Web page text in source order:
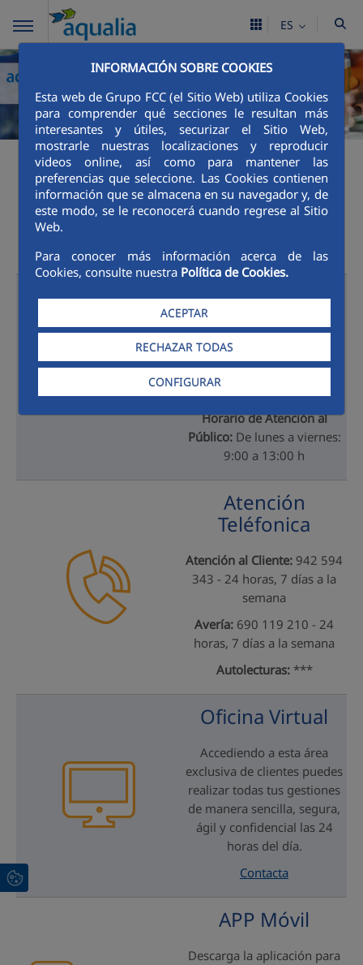
INFORMACIÓN SOBRE COOKIES
Esta web de Grupo FCC (el Sitio Web) utiliza Cookies
para comprender qué secciones le resultan más
interesantes y útiles, securizar el Sitio Web,
mostrarle nuestras localizaciones y reproducir
videos online, así como para mantener las
preferencias que seleccione. Las Cookies contienen
información que se almacena en su navegador y, de
este modo, se le reconocerá cuando regrese al Sitio
Web.
Para conocer más información acerca de las
Cookies, consulte nuestra Política de Cookies.
ACEPTAR
RECHAZAR TODAS
CONFIGURAR
ES
Canales de Atención al
cliente
Oficinas
Presenciales
Corvera de Toranzo, Avda
Diego Manteca s/n - 39680
Horario de Atención al
Público:De lunes a viernes:
9:00 a 13:00 h
Atención
Teléfonica
Atención al Cliente: 942 594
343 - 24 horas, 7 días a la
semana
Avería: 690 119 210 - 24
horas, 7 días a la semana
Autolecturas:***
Oficina Virtual
Accediendo a esta área
exclusiva de clientes puedes
realizar todas tus gestiones
de manera sencilla, segura,
ágil y confidencial las 24
horas del día.
Contacta
APP Móvil
Descarga la aplicación para